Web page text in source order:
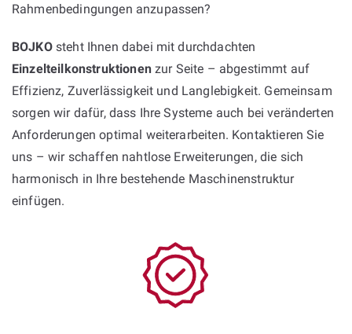
Rahmenbedingungen anzupassen?
BOJKOsteht Ihnen dabei mit durchdachten
Einzelteilkonstruktionenzur Seite – abgestimmt auf
Effizienz, Zuverlässigkeit und Langlebigkeit. Gemeinsam
sorgen wir dafür, dass Ihre Systeme auch bei veränderten
Anforderungen optimal weiterarbeiten. Kontaktieren Sie
uns – wir schaffen nahtlose Erweiterungen, die sich
harmonisch in Ihre bestehende Maschinenstruktur
einfügen.